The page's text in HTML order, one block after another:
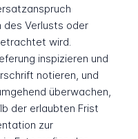
des Verlusts oder
wird.
inspizieren und
notieren, und
überwachen,
der erlaubten Frist
zur